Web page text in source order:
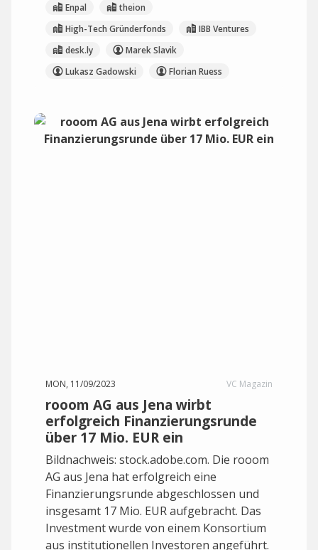
Enpal
theion
High-Tech Gründerfonds
IBB Ventures
desk.ly
Marek Slavik
Lukasz Gadowski
Florian Ruess
MON, 11/09/2023 VC Magazin
rooom AG aus Jena wirbt
erfolgreich Finanzierungsrunde
über 17 Mio. EUR ein
Bildnachweis: stock.adobe.com. Die rooom
AG aus Jena hat erfolgreich eine
Finanzierungsrunde abgeschlossen und
insgesamt 17 Mio. EUR aufgebracht. Das
Investment wurde von einem Konsortium
aus institutionellen Investoren angeführt.